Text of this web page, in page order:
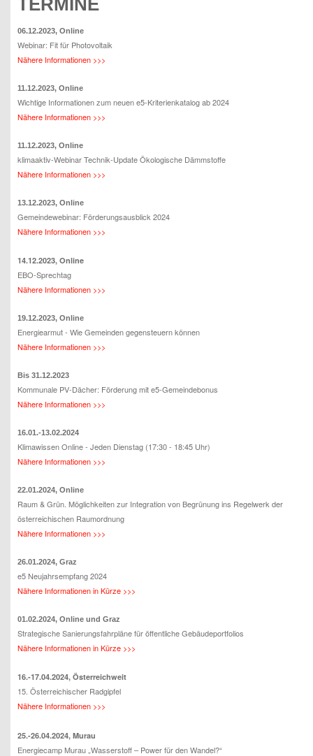
TERMINE
06.12.2023, Online
Webinar: Fit für Photovoltaik
Nähere Informationen >>>
11.12.2023, Online
Wichtige Informationen zum neuen e5-Kriterienkatalog ab 2024
Nähere Informationen >>>
11.12.2023, Online
klimaaktiv-Webinar Technik-Update Ökologische Dämmstoffe
Nähere Informationen >>>
13.12.2023, Online
Gemeindewebinar: Förderungsausblick 2024
Nähere Informationen >>>
14.12.2023,Online
EBO-Sprechtag
Nähere Informationen >>>
19.12.2023, Online
Energiearmut - Wie Gemeinden gegensteuern können
Nähere Informationen >>>
Bis 31.12.2023
Kommunale PV-Dächer: Förderung mit e5-Gemeindebonus
Nähere Informationen >>>
16.01.-13.02.2024
Klimawissen Online - Jeden Dienstag (17:30 - 18:45 Uhr)
Nähere Informationen >>>
22.01.2024, Online
Raum & Grün. Möglichkeiten zur Integration von Begrünung ins Regelwerk der
österreichischen Raumordnung
Nähere Informationen >>>
26.01.2024, Graz
e5 Neujahrsempfang 2024
Nähere Informationen in Kürze >>>
01.02.2024, Online und Graz
Strategische Sanierungsfahrpläne für öffentliche Gebäudeportfolios
Nähere Informationen in Kürze >>>
16.-17.04.2024, Österreichweit
15. Österreichischer Radgipfel
Nähere Informationen >>>
25.-26.04.2024, Murau
Energiecamp Murau „Wasserstoff – Power für den Wandel?“